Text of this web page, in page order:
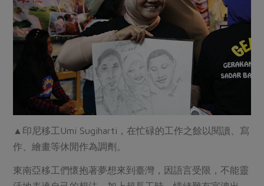
▲印尼移工Umi Sugiharti，在忙碌的工作之餘以閱讀、寫
作、繪畫等休閒作為調劑。
東南亞移工們懷抱著夢想來到臺灣，因語言受限，不能靈